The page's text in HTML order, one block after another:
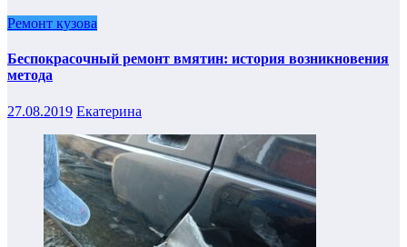
Ремонт кузова
Беспокрасочный ремонт вмятин: история возникновения
метода
27.08.2019 Екатерина